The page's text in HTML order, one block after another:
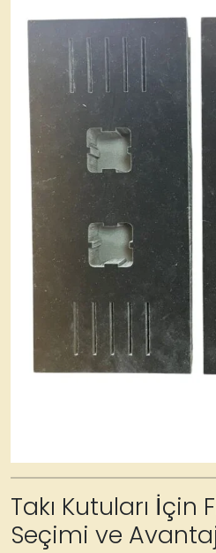
Takı Kutuları İçin
Seçimi ve